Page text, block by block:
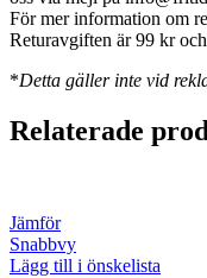
För mer information om
Returavgiften är 99 kr
*Detta gäller inte vid
Relaterade
Jämför
Snabbvy
Lägg till i önskelista